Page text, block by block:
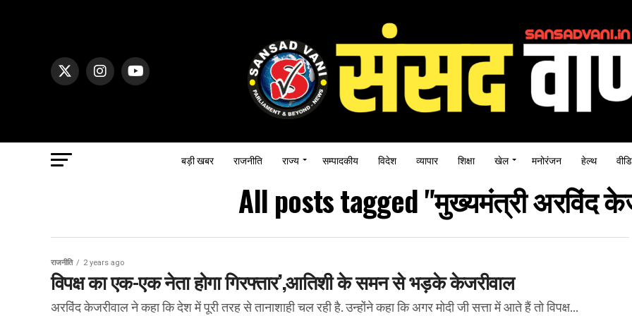
बड़ी खबर राजनीति राज्य सम्पादकीय विदेश व्यापार शिक्षा खेल मनोरंजन हेल्थ
All posts tagged "मुख्यमंत्री अरविंद
राजनीति 2 years ago
विपक्ष का एक-एक नेता होगा गिरफ्तार’,आतिशी के समन से भड़के केजरीवाल
अरविंद केजरीवाल ने कहा कि देश में पूरी तरह से तानाशाही चल रही है. उन्होंने कहा कि अगर मोदी जी सत्ता में आते हैं तो विपक्ष...